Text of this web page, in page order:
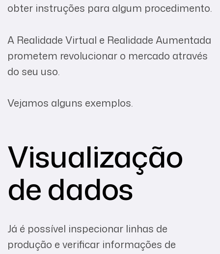
obter instruções para algum procedimento.
A Realidade Virtual e Realidade Aumentada
prometem revolucionar o mercado através
do seu uso.
Vejamos alguns exemplos.
Visualização
de dados
Já é possível inspecionar linhas de
produção e verificar informações de